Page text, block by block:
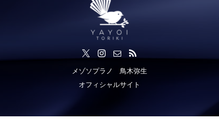
メゾソプラノ 鳥木弥生
オフィシャルサイト